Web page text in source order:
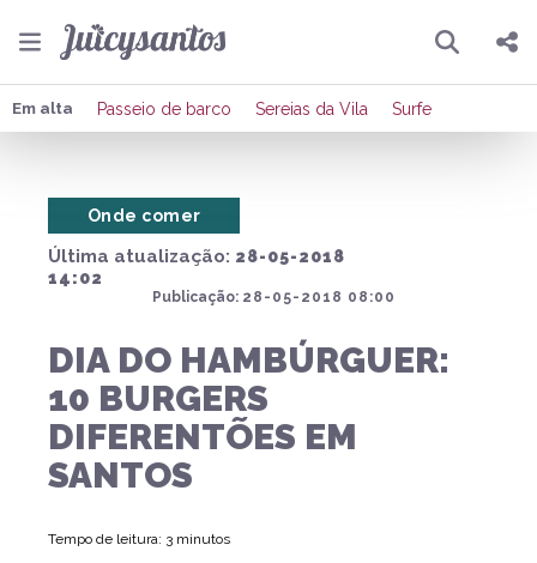
Pesquisar
Compartilhar
Em alta Passeio de barco Sereias da Vila Surfe
Última atualização: 28-05-2018
14:02
Publicação: 28-05-2018 08:00
Onde comer
DIA DO HAMBÚRGUER:
10 BURGERS
DIFERENTÕES EM
SANTOS
Tempo de leitura: 3 minutos